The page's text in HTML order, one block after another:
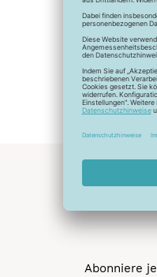
Abonniere